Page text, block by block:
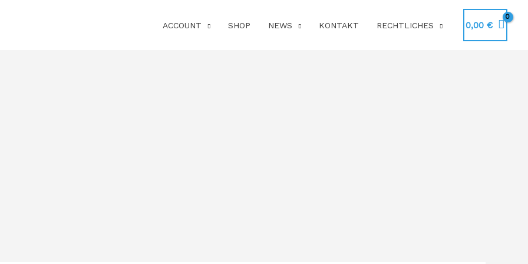
ACCOUNT SHOP NEWS KONTAKT RECHTLICHES 0,00 €